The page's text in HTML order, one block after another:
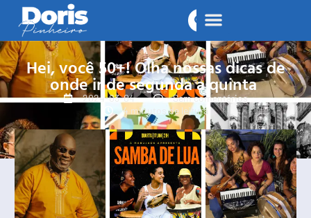
Hei, você 50+! Olha nossas dicas de
onde ir de segunda a quinta
2024-03-04
Sem comentários
4 minutos de leitura